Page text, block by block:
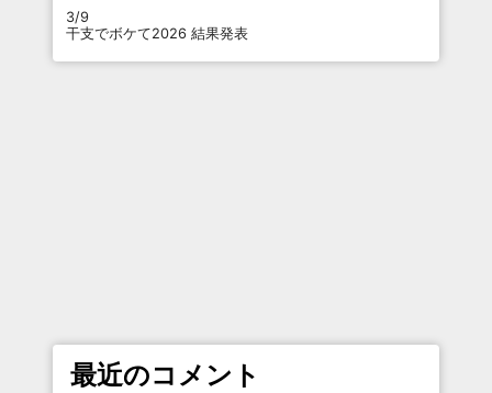
3/9
干支でボケて2026 結果発表
最近のコメント